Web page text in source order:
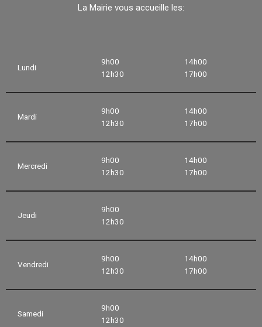
La Mairie vous accueille les:
Lundi
9h00
12h30
14h00
17h00
Mardi
9h00
12h30
14h00
17h00
Mercredi
9h00
12h30
14h00
17h00
Jeudi
9h00
12h30
Vendredi
9h00
12h30
14h00
17h00
Samedi
9h00
12h30